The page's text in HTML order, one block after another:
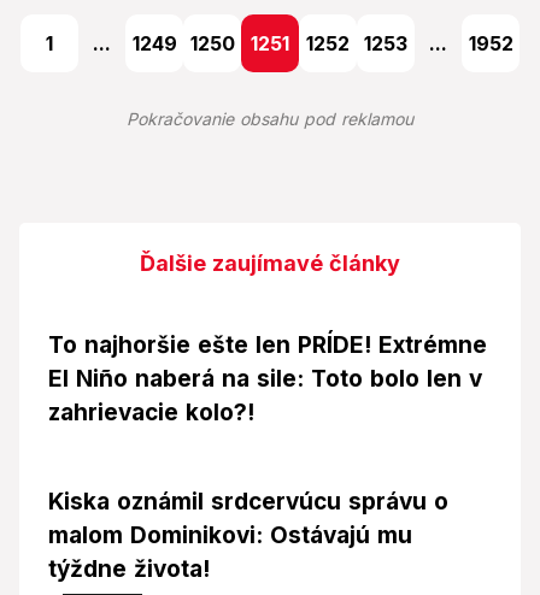
1 ... 1249 1250 1251 1252 1253 ... 1952
Pokračovanie obsahu pod reklamou
Ďalšie zaujímavé články
To najhoršie ešte len PRÍDE! Extrémne
El Niño naberá na sile: Toto bolo len v
zahrievacie kolo?!
Kiska oznámil srdcervúcu správu o
malom Dominikovi: Ostávajú mu
týždne života!
Foto